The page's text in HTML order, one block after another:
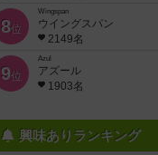
8位
Wingspan
ウイングスパン
2149名
9位
Azul
アズール
1903名
興味ありランキング